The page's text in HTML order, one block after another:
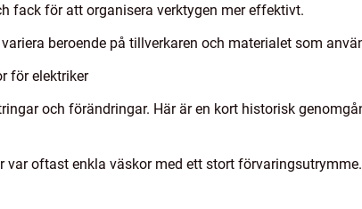
fack för att organisera verktygen mer effektivt.
beroende på tillverkaren och materialet som
för elektriker
och förändringar. Här är en kort historisk
oftast enkla väskor med ett stort